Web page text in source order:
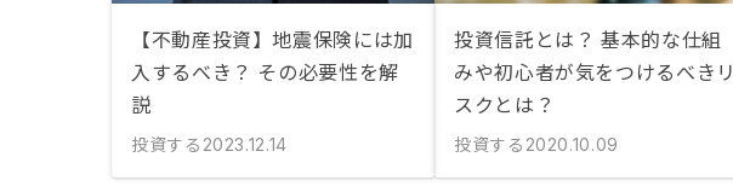
【不動産投資】地震保険には加
入するべき？ その必要性を解
説
投資する 2023.12.14
投資信託とは？ 基本的な仕組
みや初心者が気をつけるべきリ
スクとは？
投資する 2020.10.09